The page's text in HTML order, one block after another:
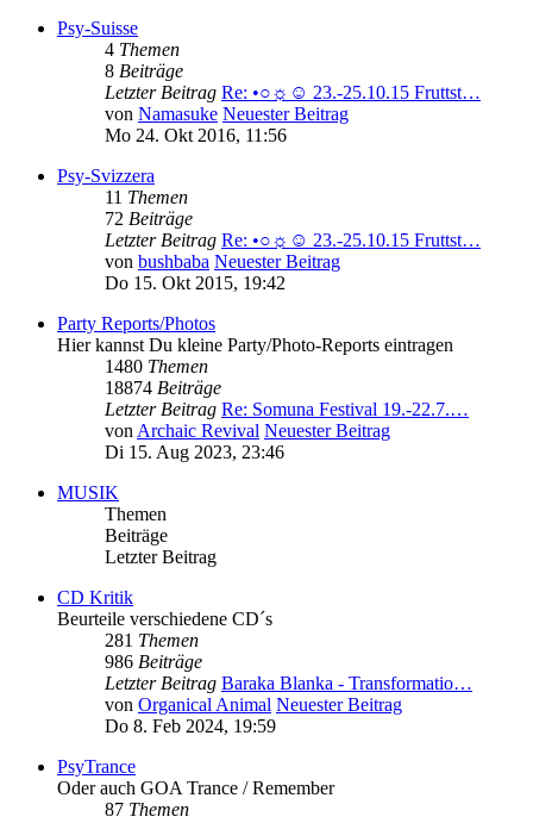
Psy-Suisse
4 Themen
8 Beiträge
Letzter Beitrag Re: •○☼☺ 23.-25.10.15 Fruttst…
von Namasuke Neuester Beitrag
Mo 24. Okt 2016, 11:56
Psy-Svizzera
11 Themen
72 Beiträge
Letzter Beitrag Re: •○☼☺ 23.-25.10.15 Fruttst…
von bushbaba Neuester Beitrag
Do 15. Okt 2015, 19:42
Party Reports/Photos
Hier kannst Du kleine Party/Photo-Reports eintragen
1480 Themen
18874 Beiträge
Letzter Beitrag Re: Somuna Festival 19.-22.7.…
vonArchaic Revival Neuester Beitrag
Di 15. Aug 2023, 23:46
MUSIK
Themen
Beiträge
Letzter Beitrag
CD Kritik
Beurteile verschiedene CD´s
281 Themen
986 Beiträge
Letzter Beitrag Baraka Blanka - Transformatio…
von Organical Animal Neuester Beitrag
Do 8. Feb 2024, 19:59
PsyTrance
Oder auch GOA Trance / Remember
87 Themen